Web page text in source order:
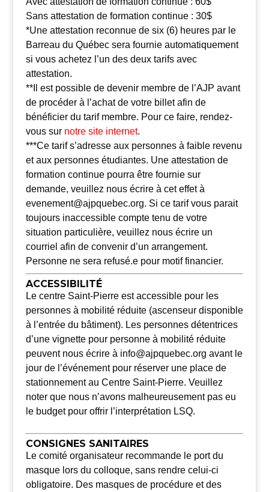
Sans attestation de formation continue : 30$
*Une attestation reconnue de six (6) heures par le
Barreau du Québec sera fournie automatiquement
si vous achetez l’un des deux tarifs avec
attestation.
**Il est possible de devenir membre de l’AJP avant
de procéder à l’achat de votre billet afin de
bénéficier du tarif membre. Pour ce faire, rendez-
vous sur notre site internet.
***Ce tarif s’adresse aux personnes à faible revenu
et aux personnes étudiantes. Une attestation de
formation continue pourra être fournie sur
demande, veuillez nous écrire à cet effet à
evenement@ajpquebec.org. Si ce tarif vous parait
toujours inaccessible compte tenu de votre
situation particulière, veuillez nous écrire un
courriel afin de convenir d’un arrangement.
Personne ne sera refusé.e pour motif financier.
ACCESSIBILITÉ
Le centre Saint-Pierre est accessible pour les
personnes à mobilité réduite (ascenseur disponible
à l’entrée du bâtiment). Les personnes détentrices
d’une vignette pour personne à mobilité réduite
peuvent nous écrire à info@ajpquebec.org avant le
jour de l’événement pour réserver une place de
stationnement au Centre Saint-Pierre. Veuillez
noter que nous n’avons malheureusement pas eu
le budget pour offrir l’interprétation LSQ.
CONSIGNES SANITAIRES
Le comité organisateur recommande le port du
masque lors du colloque, sans rendre celui-ci
obligatoire. Des masques de procédure et des